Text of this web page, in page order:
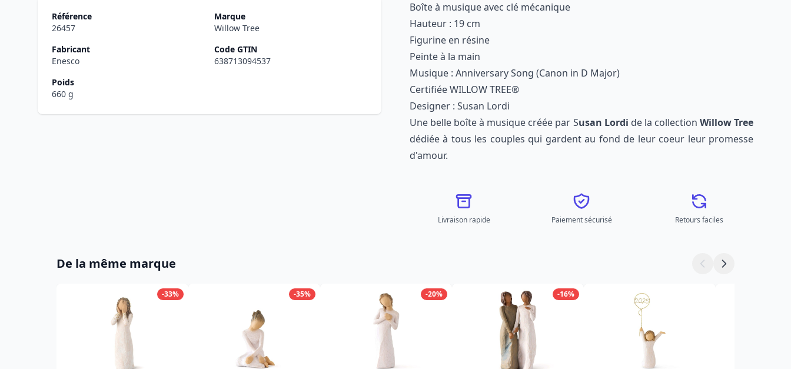
Référence
26457
Marque
Willow Tree
Fabricant
Enesco
Code GTIN
638713094537
Poids
660 g
Boîte à musique avec clé mécanique
Hauteur : 19 cm
Figurine en résine
Peinte à la main
Musique : Anniversary Song (Canon in D Major)
Certifiée WILLOW TREE®
Designer : Susan Lordi
Une belle boîte à musique créée par Susan Lordi de la collection Willow Tree
dédiée à tous les couples qui gardent au fond de leur coeur leur promesse
d'amour.
Livraison rapide Paiement sécurisé Retours faciles
De la même marque
-33% -35% -20% -16%